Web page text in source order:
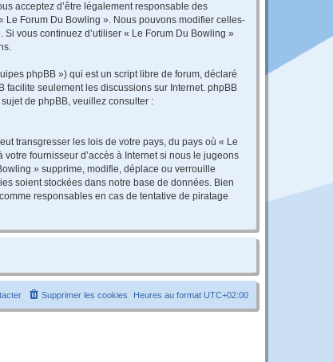
acceptez d’être légalement responsable des
Le Forum Du Bowling ». Nous pouvons modifier celles-
vous continuez d’utiliser « Le Forum Du Bowling »
phpBB ») qui est un script libre de forum, déclaré
facilite seulement les discussions sur Internet. phpBB
de phpBB, veuillez consulter :
transgresser les lois de votre pays, du pays où « Le
fournisseur d’accès à Internet si nous le jugeons
» supprime, modifie, déplace ou verrouille
soient stockées dans notre base de données. Bien
responsables en cas de tentative de piratage
Heures au format UTC+02:00
Supprimer les cookies